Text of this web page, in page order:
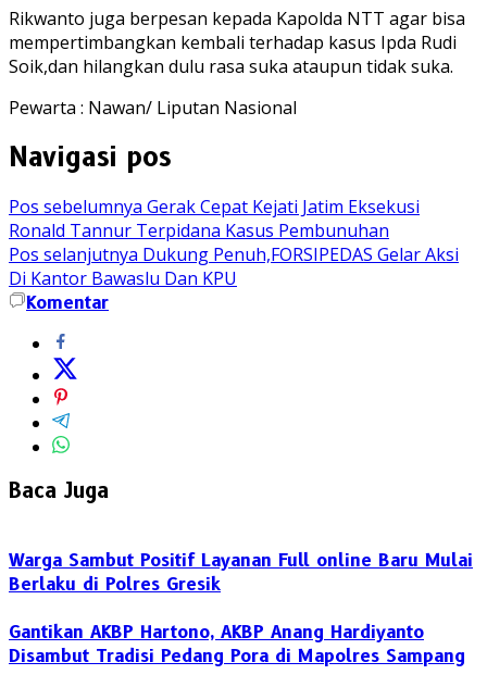
Rikwanto juga berpesan kepada Kapolda NTT agar bisa
mempertimbangkan kembali terhadap kasus Ipda Rudi
Soik,dan hilangkan dulu rasa suka ataupun tidak suka.
Pewarta : Nawan/ Liputan Nasional
Navigasi pos
Pos sebelumnya Gerak Cepat Kejati Jatim Eksekusi
Ronald Tannur Terpidana Kasus Pembunuhan
Pos selanjutnya Dukung Penuh,FORSIPEDAS Gelar Aksi
Di Kantor Bawaslu Dan KPU
Komentar
Baca Juga
Warga Sambut Positif Layanan Full online Baru Mulai
Berlaku di Polres Gresik
Gantikan AKBP Hartono, AKBP Anang Hardiyanto
Disambut Tradisi Pedang Pora di Mapolres Sampang